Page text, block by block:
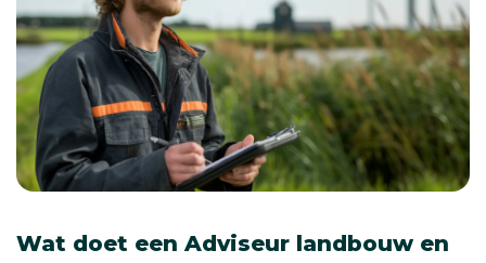
Wat doet een Adviseur landbouw en